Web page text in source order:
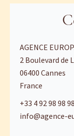
AGENCE
2 Boulevard de
06400Cannes
France
+33 4 92 98 98 98
info@agence-